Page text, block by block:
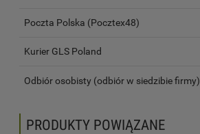
Poczta Polska (Pocztex48)
Kurier GLS Poland
Odbiór osobisty (odbiór w siedzibie firmy)
PRODUKTY POWIĄZANE